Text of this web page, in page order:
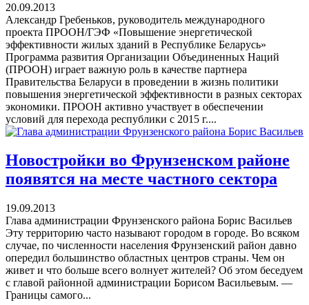
20.09.2013
Александр Гребеньков, руководитель международного
проекта ПРООН/ГЭФ «Повышение энергетической
эффективности жилых зданий в Республике Беларусь»
Программа развития Организации Объединенных Наций
(ПРООН) играет важную роль в качестве партнера
Правительства Беларуси в проведении в жизнь политики
повышения энергетической эффективности в разных секторах
экономики. ПРООН активно участвует в обеспечении
условий для перехода республики с 2015 г....
Новостройки во Фрунзенском районе
появятся на месте частного сектора
19.09.2013
Глава администрации Фрунзенского района Борис Васильев
Эту территорию часто называют городом в городе. Во всяком
случае, по численности населения Фрунзенский район давно
опередил большинство областных центров страны. Чем он
живет и что больше всего волнует жителей? Об этом беседуем
с главой районной администрации Борисом Васильевым. —
Границы самого...